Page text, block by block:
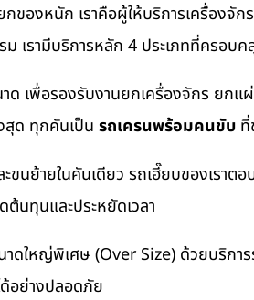
องหนัก เราคือผู้ให้บริการเครื่อง
ม เรามีบริการหลัก 4 ประเภทที่ครอบ
ด เพื่อรองรับงานยกเครื่องจักร ยก
สุด ทุกคันเป็น รถเครนพร้อมคนขับ
ขนย้ายในคันเดียว รถเฮี๊ยบของเรา
นทุนและประหยัดเวลา
ใหญ่พิเศษ (Over Size) ด้วยบริกา
อย่างปลอดภัย